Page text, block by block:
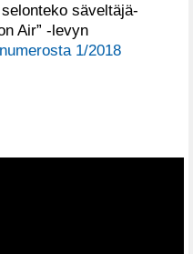
säveltäjä-
Air” -levyn
1/2018